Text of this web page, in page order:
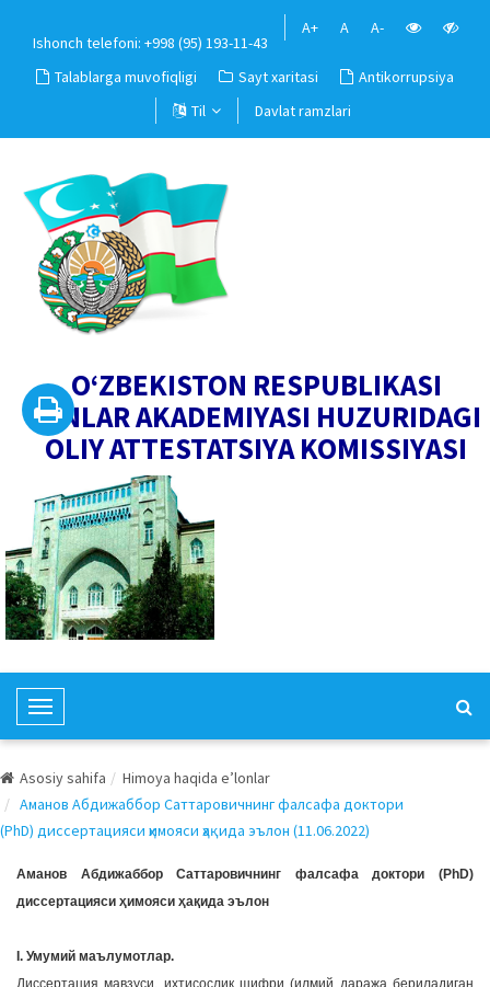
Ishonch telefoni: +998 (95) 193-11-43
A+ A A-
Talablarga muvofiqligi Sayt xaritasi
Antikorrupsiya
Til
Davlat ramzlari
O‘ZBEKISTON RESPUBLIKASI
FANLAR AKADEMIYASI HUZURIDAGI
OLIY ATTESTATSIYA KOMISSIYASI
T
o
g
l
e
N
a
Asosiy sahifa
Himoya haqida e’lonlar
Аманов Абдижаббор Саттаровичнинг фалсафа доктори
(PhD) диссертацияси ҳимояси ҳақида эълон (11.06.2022)
Аманов Абдижаббор Саттаровичнинг фалсафа доктори (PhD)
диссертацияси ҳимояси ҳақида эълон
I. Умумий маълумотлар.
Диссертация мавзуси, ихтисослик шифри (илмий даража бериладиган